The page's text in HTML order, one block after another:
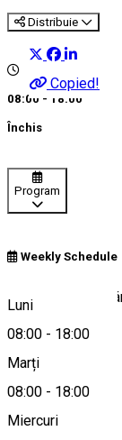
Distribuie
Copied!
08:00 - 18:00
Închis
Program
Weekly Schedule
Luni
08:00 - 18:00
Marți
08:00 - 18:00
Miercuri
Strada Kányádi
Hartă